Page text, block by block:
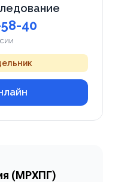
58-40
(МРХПГ)